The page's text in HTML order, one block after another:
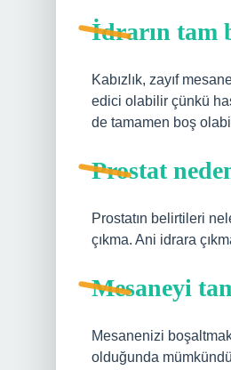
İdrarın tam
Kabızlık, zayıf
edici olabilir çünkü
de tamamen boş
Prostat
Prostatın belirtileri
çıkma. Ani idrara
Mesaneyi
Mesanenizi
olduğunda